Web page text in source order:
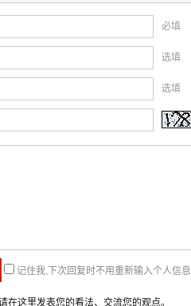
必填
选填
选填
记住我,下次回复时不用重新输入个人信息
这里发表您的看法、交流您的观点。